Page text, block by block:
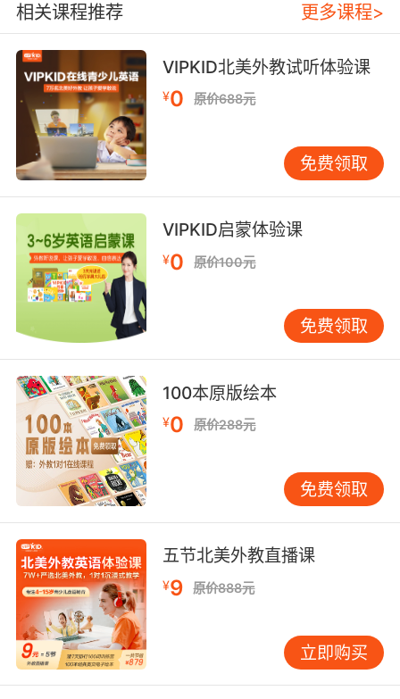
习用具，提前进入学习状态，期待与外教的互
动。课后，也会自觉完成外教布置的作业，如阅
读英文绘本、录制英语小视频等。这种自主学习
的习惯，将对孩子今后的学习生涯产生深远的影
响。
同时，VIPKID 的课程设置注重培养孩子的自主
性。孩子可以根据自己的兴趣选择喜欢的外教和
课程内容，这种自主选择的权利让孩子更加积极
主动地参与到学习中。例如，有的孩子对动物主
题感兴趣，就会选择相关的课程，在学习关于动
物的英语单词和知识时，展现出极高的积极性和
主动性，自己查阅资料了解更多动物的习性，并
用英语与其他同学分享。
通过与来自不同国家的外教交流，孩子对世界各
地的文化有了更深入的了解。在课堂上，外教会
分享自己所在国家的传统节日、风俗习惯、美食
等文化元素，孩子仿佛打开了一扇通往世界的大
门。比如，在圣诞节期间，外教介绍圣诞节的起
源、习俗以及相关的传说，孩子不仅学会了
化的独特魅力。
这种跨文化的学习体验，拓宽了孩子的视野，让
他们学会从不同的角度去看待问题，培养了他们
的国际意识和包容心。孩子在与外教的交流中，
了解到不同国家人们的生活方式和思维方式的差
异，这有助于他们在未来的社会交往中，更好地
相关课程推荐 更多课程>
VIPKID北美外教试听体验课
¥0 原价688元
免费领取
VIPKID启蒙体验课
¥0 原价100元
免费领取
100本原版绘本
¥0 原价288元
免费领取
五节北美外教直播课
¥9 原价888元
立即购买